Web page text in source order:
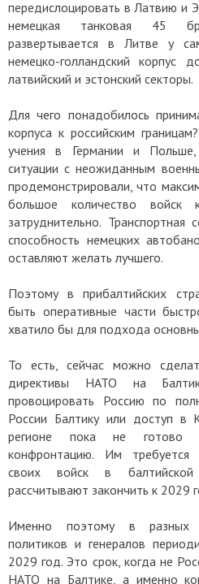
передислоцировать в Латвию и
немецкая танковая 45
развертывается в Литве у
немецко-голландский корпус
латвийский и эстонский секторы.
Для чего понадобилось
корпуса к российским
учения в Германии и
ситуации с неожиданным
продемонстрировали, что
большое количество
затруднительно. Транспортная
способность немецких
оставляют желать лучшего.
Поэтому в прибалтийских
быть оперативные части
хватило бы для подхода
То есть, сейчас можно
директивы НАТО на
провоцировать Россию по
России Балтику или доступ в
регионе пока не готово
конфронтацию. Им требуется
своих войск в
рассчитывают закончить к 2029
Именно поэтому в разных
политиков и генералов
2029 год. Это срок, когда не
НАТО на Балтике, а именно